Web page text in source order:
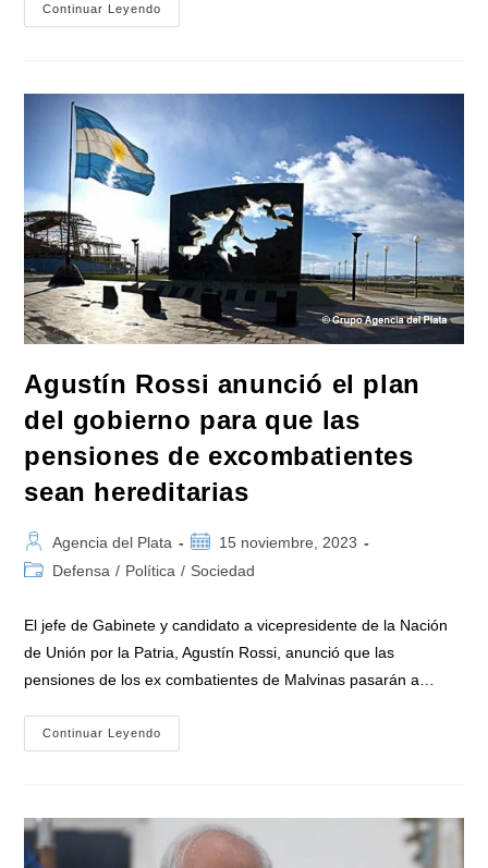
Continuar Leyendo
De
De
Entrega
Nacional»:
«Ya
Vivimos
La
Época
De
Las
Relaciones
Carnales»
Agustín Rossi anunció el plan
del gobierno para que las
pensiones de excombatientes
sean hereditarias
Autor
de
Agencia del Plata
Publicación
de
15 noviembre, 2023
Categoría
entrada:
Defensa / Política / Sociedad
El jefe de Gabinete y candidato a vicepresidente de la Nación
de Unión por la Patria, Agustín Rossi, anunció que las
pensiones de los ex combatientes de Malvinas pasarán a…
Continuar Leyendo
Rossi
Gobierno
Para
Que